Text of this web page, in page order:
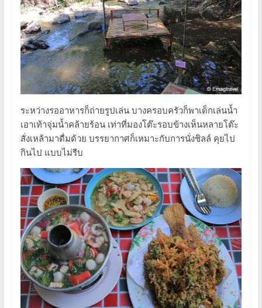
ระหว่างรออาหารก็ถ่ายรูปเล่น บางครอบครัวก็พาเด็กเล่นน้ำ
เอาเท้าจุ่มน้ำคล้ายร้อน เท่าที่มองโต๊ะรอบข้างเห็นหลายโต๊ะ
สั่งเหล้ามาดื่มด้วย บรรยากาศก็เหมาะกับการนั่งชิลล์ คุยไป
กินไป แบบไม่รีบ